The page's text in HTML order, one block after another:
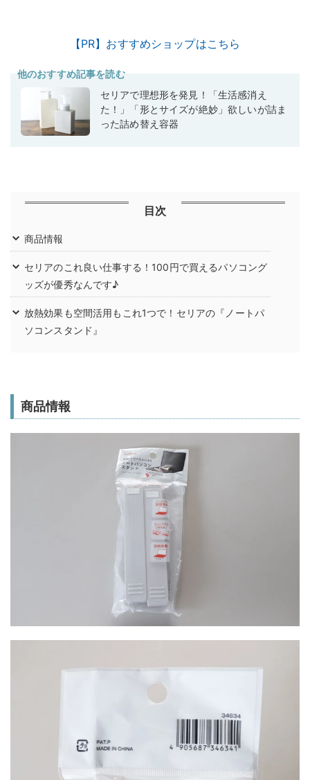
【PR】おすすめショップはこちら
他のおすすめ記事を読む
セリアで理想形を発見！「生活感消え
た！」「形とサイズが絶妙」欲しいが詰ま
った詰め替え容器
目次
商品情報
セリアのこれ良い仕事する！100円で買えるパソコング
ッズが優秀なんです♪
放熱効果も空間活用もこれ1つで！セリアの『ノートパ
ソコンスタンド』
商品情報